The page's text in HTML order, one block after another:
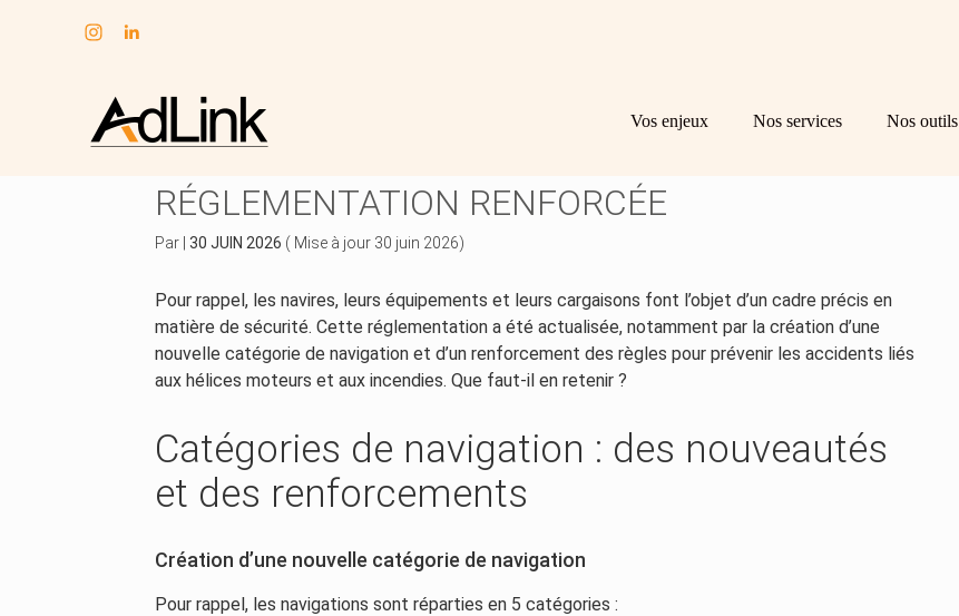
Aller
au
Vos enjeux Nos services Nos outils
RÉGLEMENTATION RENFORCÉE
Par |30 JUIN 2026 ( Mise à jour 30 juin 2026)
Pour rappel, les navires, leurs équipements et leurs cargaisons font l’objet d’un cadre précis en
matière de sécurité. Cette réglementation a été actualisée, notamment par la création d’une
nouvelle catégorie de navigation et d’un renforcement des règles pour prévenir les accidents liés
aux hélices moteurs et aux incendies. Que faut-il en retenir ?
Catégories de navigation : des nouveautés
et des renforcements
Création d’une nouvelle catégorie de navigation
Pour rappel, les navigations sont réparties en 5 catégories :